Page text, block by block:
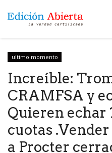
ultimo momento
Increíble:
CRAMFSA y
Quieren echar
cuotas
a Procter